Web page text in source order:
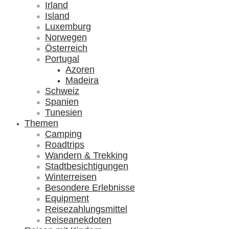
Irland
Island
Luxemburg
Norwegen
Österreich
Portugal
Azoren
Madeira
Schweiz
Spanien
Tunesien
Themen
Camping
Roadtrips
Wandern & Trekking
Stadtbesichtigungen
Winterreisen
Besondere Erlebnisse
Equipment
Reisezahlungsmittel
Reiseanekdoten